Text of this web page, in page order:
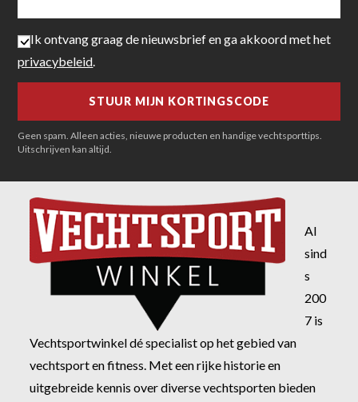
Ik ontvang graag de nieuwsbrief en ga akkoord met het
privacybeleid.
Geen spam. Alleen acties, nieuwe producten en handige vechtsporttips.
Uitschrijven kan altijd.
Al
sind
s
200
7 is
Vechtsportwinkel dé specialist op het gebied van
vechtsport en fitness. Met een rijke historie en
uitgebreide kennis over diverse vechtsporten bieden